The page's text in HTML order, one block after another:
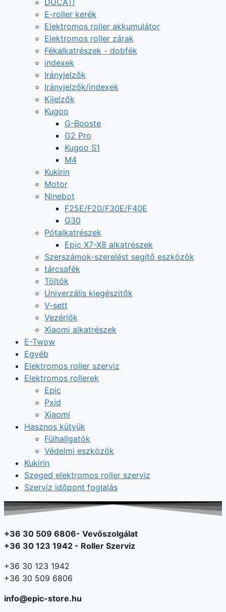
DUCATI
E-roller kerék
Elektromos roller akkumulátor
Elektromos roller zárak
Fékalkatrészek - dobfék
indexek
Irányjelzők
Irányjelzők/indexek
Kijelzők
Kugoo
G-Booste
G2 Pro
Kugoo S1
M4
Kukirin
Motor
Ninebot
F25E/F20/F30E/F40E
G30
Pótalkatrészek
Epic X7-X8 alkatrészek
Szerszámok-szerelést segítő eszközök
tárcsafék
Töltők
Univerzális kiegészitők
V-sett
Vezérlők
Xiaomi alkatrészek
E-Twow
Egyéb
Elektromos roller szerviz
Elektromos rollerek
Epic
Pxid
Xiaomi
Hasznos kütyük
Fülhallgatók
Védelmi eszközök
Kukirin
Szeged elektromos roller szerviz
Szervíz időpont foglalás
+36 30 509 6806- Vevőszolgálat
+36 30 123 1942 - Roller Szerviz
+36 30 123 1942
+36 30 509 6806
info@epic-store.hu